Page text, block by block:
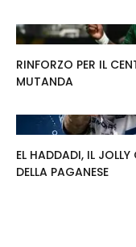
RINFORZO PER IL
MUTANDA
EL HADDADI, IL
DELLA PAGANESE